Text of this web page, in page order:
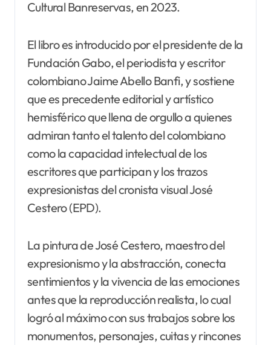
Cultural Banreservas, en 2023.
El libro es introducido por el presidente de la
Fundación Gabo, el periodista y escritor
colombiano Jaime Abello Banfi, y sostiene
que es precedente editorial y artístico
hemisférico que llena de orgullo a quienes
admiran tanto el talento del colombiano
como la capacidad intelectual de los
escritores que participan y los trazos
expresionistas del cronista visual José
Cestero (EPD).
La pintura de José Cestero, maestro del
expresionismo y la abstracción, conecta
sentimientos y la vivencia de las emociones
antes que la reproducción realista, lo cual
logró al máximo con sus trabajos sobre los
monumentos, personajes, cuitas y rincones